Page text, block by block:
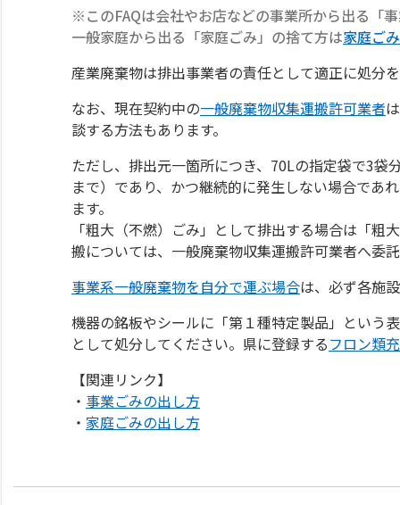
※このFAQは会社やお店などの事業所から出る「
一般家庭から出る「家庭ごみ」の捨て方は家庭ご
産業廃棄物は排出事業者の責任として適正に処分
なお、現在契約中の一般廃棄物収集運搬許可業者
談する方法もあります。
ただし、排出元一箇所につき、70Lの指定袋で3
まで）であり、かつ継続的に発生しない場合であ
ます。
「粗大（不燃）ごみ」として排出する場合は「
搬については、一般廃棄物収集運搬許可業者へ委
事業系一般廃棄物を自分で運ぶ場合は、必ず各施
機器の銘板やシールに「第１種特定製品」という
として処分してください。県に登録するフロン類
【関連リンク】
・ 事業ごみの出し方
・ 家庭ごみの出し方